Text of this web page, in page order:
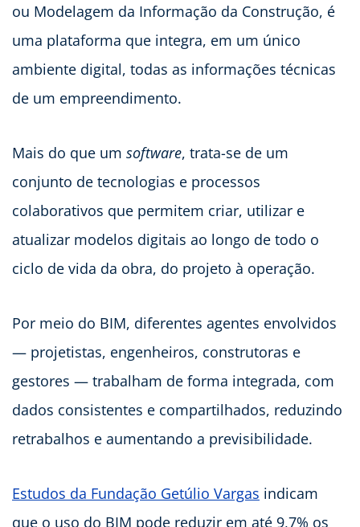
ou Modelagem da Informação da Construção, é
uma plataforma que integra, em um único
ambiente digital, todas as informações técnicas
de um empreendimento.
Mais do que um software, trata-se de um
conjunto de tecnologias e processos
colaborativos que permitem criar, utilizar e
atualizar modelos digitais ao longo de todo o
ciclo de vida da obra, do projeto à operação.
Por meio do BIM, diferentes agentes envolvidos
— projetistas, engenheiros, construtoras e
gestores — trabalham de forma integrada, com
dados consistentes e compartilhados, reduzindo
retrabalhos e aumentando a previsibilidade.
Estudos da Fundação Getúlio Vargas indicam
que o uso do BIM pode reduzir em até 9,7% os